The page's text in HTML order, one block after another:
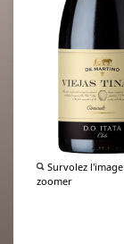
Survolez
zoomer